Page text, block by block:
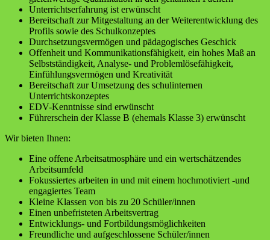
Unterrichtserfahrung ist erwünscht
Bereitschaft zur Mitgestaltung an der Weiterentwicklung des
Profils sowie des Schulkonzeptes
Durchsetzungsvermögen und pädagogisches Geschick
Offenheit und Kommunikationsfähigkeit, ein hohes Maß an
Selbstständigkeit, Analyse- und Problemlösefähigkeit,
Einfühlungsvermögen und Kreativität
Bereitschaft zur Umsetzung des schulinternen
Unterrichtskonzeptes
EDV-Kenntnisse sind erwünscht
Führerschein der Klasse B (ehemals Klasse 3) erwünscht
Wir bieten Ihnen:
Eine offene Arbeitsatmosphäre und ein wertschätzendes
Arbeitsumfeld
Fokussiertes arbeiten in und mit einem hochmotiviert -und
engagiertes Team
Kleine Klassen von bis zu 20 Schüler/innen
Einen unbefristeten Arbeitsvertrag
Entwicklungs- und Fortbildungsmöglichkeiten
Freundliche und aufgeschlossene Schüler/innen